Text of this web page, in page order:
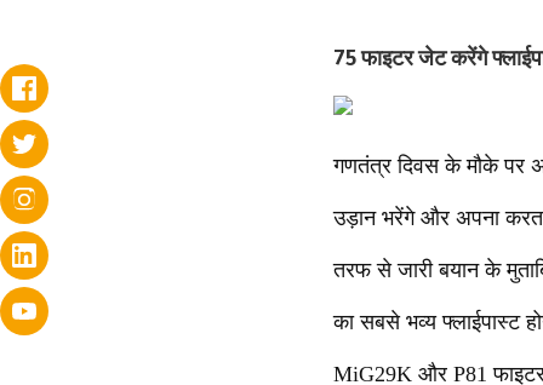
75 फाइटर जेट करेंगे
गणतंत्र दिवस के मौके पर
उड़ान भरेंगे और अपना
तरफ से जारी बयान के
का सबसे भव्य फ्लाईपास्ट
MiG29K और P81